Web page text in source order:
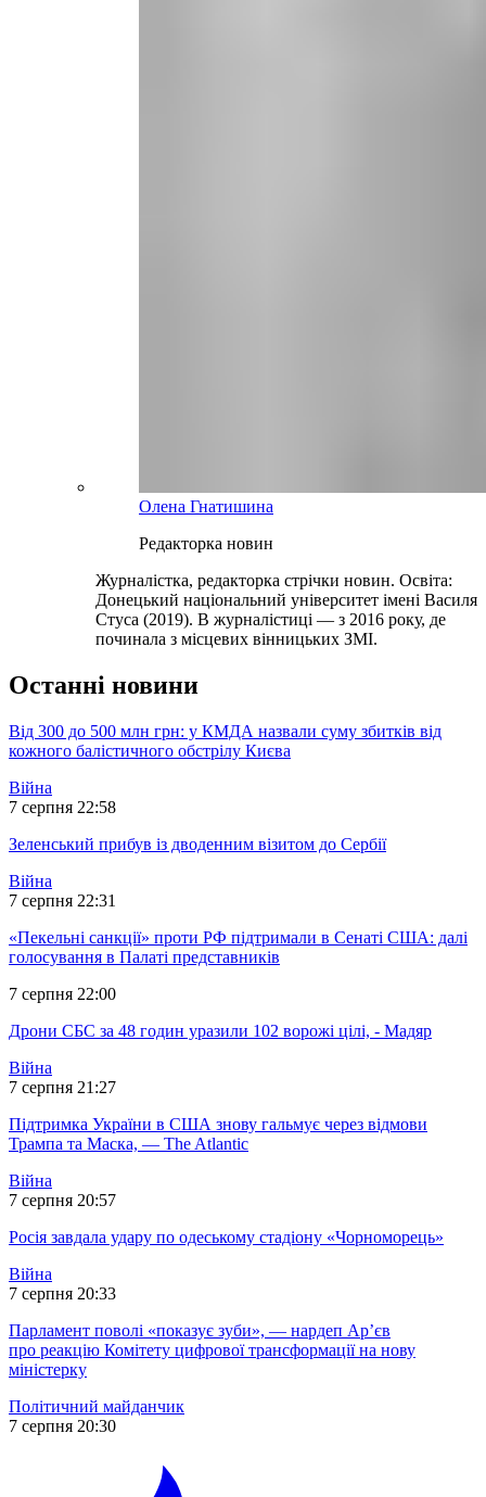
Олена Гнатишина
Редакторка новин
Журналістка, редакторка стрічки новин. Освіта:
Донецький національний університет імені Василя
Стуса (2019). В журналістиці — з 2016 року, де
починала з місцевих вінницьких ЗМІ.
Останні новини
Від 300 до 500 млн грн: у КМДА назвали суму збитків від
кожного балістичного обстрілу Києва
Війна
7 серпня 22:58
Зеленський прибув із дводенним візитом до Сербії
Війна
7 серпня 22:31
«Пекельні санкції» проти РФ підтримали в Сенаті США: далі
голосування в Палаті представників
7 серпня 22:00
Дрони СБС за 48 годин уразили 102 ворожі цілі, - Мадяр
Війна
7 серпня 21:27
Підтримка України в США знову гальмує через відмови
Трампа та Маска, — The Atlantic
Війна
7 серпня 20:57
Росія завдала удару по одеському стадіону «Чорноморець»
Війна
7 серпня 20:33
Парламент поволі «показує зуби», — нардеп Ар’єв
про реакцію Комітету цифрової трансформації на нову
міністерку
Політичний майданчик
7 серпня 20:30